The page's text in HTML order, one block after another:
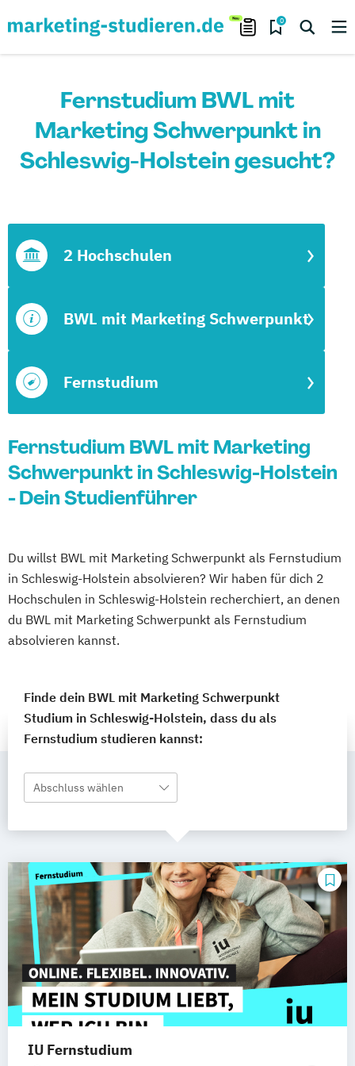
0
Fernstudium BWL mit
Marketing Schwerpunkt in
Schleswig-Holstein gesucht?
Fernstudium
BWL mit Marketing Schwerpunkt
2 Hochschulen
Fernstudium BWL mit Marketing
Schwerpunkt in Schleswig-Holstein
- Dein Studienführer
Du willst BWL mit Marketing Schwerpunkt als Fernstudium
in Schleswig-Holstein absolvieren? Wir haben für dich 2
Hochschulen in Schleswig-Holstein recherchiert, an denen
du BWL mit Marketing Schwerpunkt als Fernstudium
absolvieren kannst.
Finde dein BWL mit Marketing Schwerpunkt
Studium in Schleswig-Holstein, dass du als
Fernstudium studieren kannst:
Abschluss wählen
IU Fernstudium